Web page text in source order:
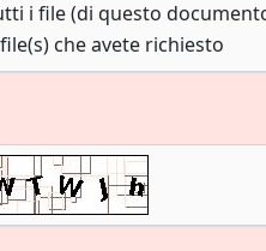
i file (di questo
che avete richiesto